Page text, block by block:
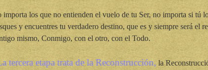
importa los que no entienden el vuelo de tu Ser, no importa si tú
y encuentres tu verdadero destino, que es y siempre será el
mismo, Conmigo, con el otro, con el Todo.
tercera etapa trata de la Reconstrucción, la